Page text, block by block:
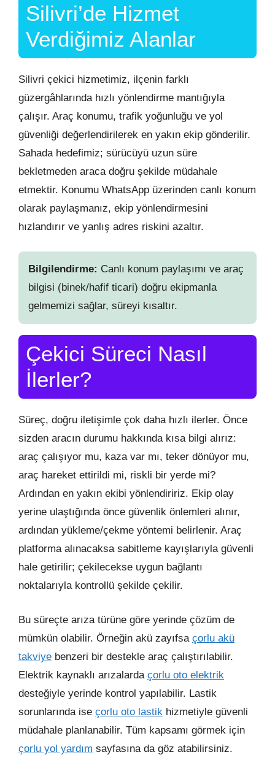
Silivri’de Hizmet
Verdiğimiz Alanlar
Silivri çekici hizmetimiz, ilçenin farklı
güzergâhlarında hızlı yönlendirme mantığıyla
çalışır. Araç konumu, trafik yoğunluğu ve yol
güvenliği değerlendirilerek en yakın ekip gönderilir.
Sahada hedefimiz; sürücüyü uzun süre
bekletmeden araca doğru şekilde müdahale
etmektir. Konumu WhatsApp üzerinden canlı konum
olarak paylaşmanız, ekip yönlendirmesini
hızlandırır ve yanlış adres riskini azaltır.
Bilgilendirme: Canlı konum paylaşımı ve araç
bilgisi (binek/hafif ticari) doğru ekipmanla
gelmemizi sağlar, süreyi kısaltır.
Çekici Süreci Nasıl
İlerler?
Süreç, doğru iletişimle çok daha hızlı ilerler. Önce
sizden aracın durumu hakkında kısa bilgi alırız:
araç çalışıyor mu, kaza var mı, teker dönüyor mu,
araç hareket ettirildi mi, riskli bir yerde mi?
Ardından en yakın ekibi yönlendiririz. Ekip olay
yerine ulaştığında önce güvenlik önlemleri alınır,
ardından yükleme/çekme yöntemi belirlenir. Araç
platforma alınacaksa sabitleme kayışlarıyla güvenli
hale getirilir; çekilecekse uygun bağlantı
noktalarıyla kontrollü şekilde çekilir.
Bu süreçte arıza türüne göre yerinde çözüm de
mümkün olabilir. Örneğin akü zayıfsa çorlu akü
takviye benzeri bir destekle araç çalıştırılabilir.
Elektrik kaynaklı arızalarda çorlu oto elektrik
desteğiyle yerinde kontrol yapılabilir. Lastik
sorunlarında ise çorlu oto lastik hizmetiyle güvenli
müdahale planlanabilir. Tüm kapsamı görmek için
çorlu yol yardım sayfasına da göz atabilirsiniz.